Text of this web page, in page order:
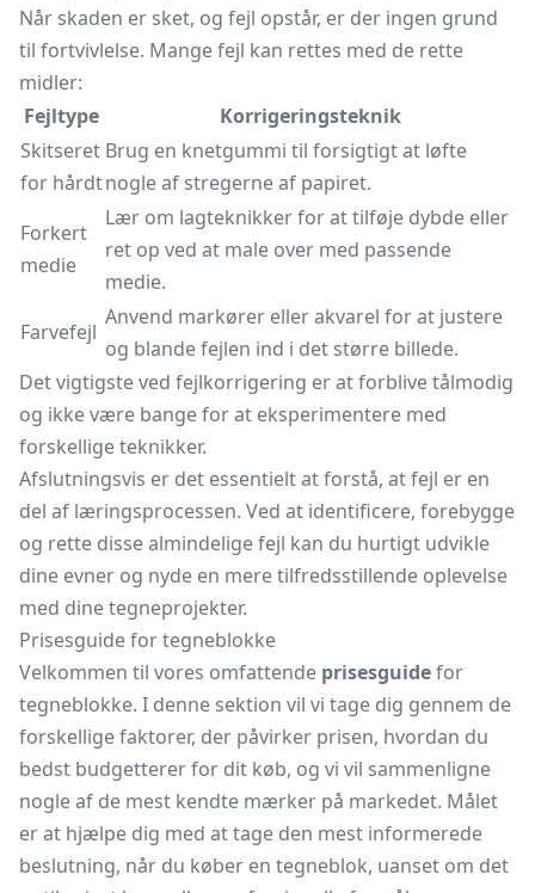
Når skaden er sket, og fejl opstår, er der ingen grund
til fortvivlelse. Mange fejl kan rettes med de rette
midler:
Fejltype
Korrigeringsteknik
Skitseret
for hårdt
Brug en knetgummi til forsigtigt at løfte
nogle af stregerne af papiret.
Forkert
medie
Lær om lagteknikker for at tilføje dybde eller
ret op ved at male over med passende
medie.
Farvefejl
Anvend markører eller akvarel for at justere
og blande fejlen ind i det større billede.
Det vigtigste ved fejlkorrigering er at forblive tålmodig
og ikke være bange for at eksperimentere med
forskellige teknikker.
Afslutningsvis er det essentielt at forstå, at fejl er en
del af læringsprocessen. Ved at identificere, forebygge
og rette disse almindelige fejl kan du hurtigt udvikle
dine evner og nyde en mere tilfredsstillende oplevelse
med dine tegneprojekter.
Prisesguide for tegneblokke
Velkommen til vores omfattende prisesguidefor
tegneblokke. I denne sektion vil vi tage dig gennem de
forskellige faktorer, der påvirker prisen, hvordan du
bedst budgetterer for dit køb, og vi vil sammenligne
nogle af de mest kendte mærker på markedet. Målet
er at hjælpe dig med at tage den mest informerede
beslutning, når du køber en tegneblok, uanset om det